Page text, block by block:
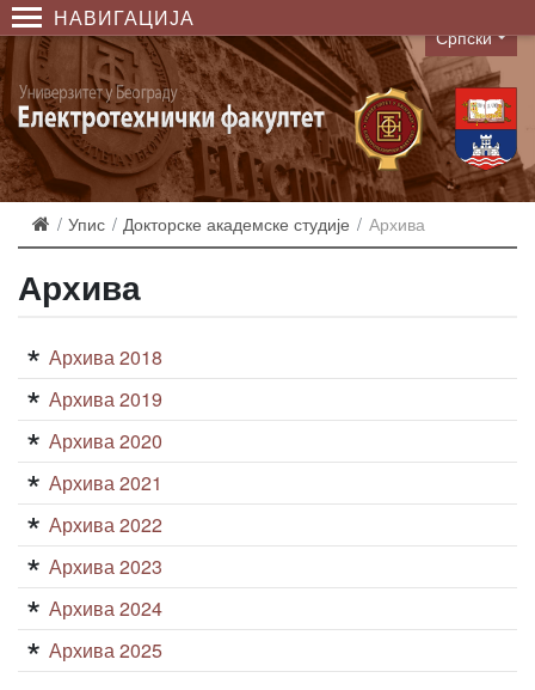
НАВИГАЦИЈА
Language
Српски
Упис Докторске академске студије Архива
Архива
Архива 2018
Архива 2019
Архива 2020
Архива 2021
Архива 2022
Архива 2023
Архива 2024
Архива 2025